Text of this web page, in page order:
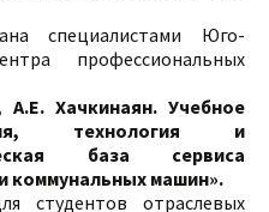
специалистами Юго-
профессиональных
Хачкинаян. Учебное
технология и
база сервиса
коммунальных машин».
студентов отраслевых